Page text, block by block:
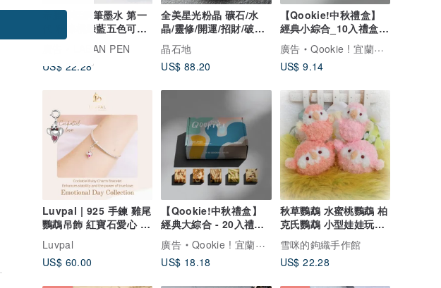
希臘神話鋼筆墨水 第一
代 粉棕橘綠藍五色可選
24小時出貨LABAN PEN
US$ 22.28
全美星光粉晶 礦石/水
晶/靈修/開運/招財/破煞/
防小人
晶石地
US$ 88.20
【Qookie!中秋禮盒】
經典小綜合_10入禮盒
(附提袋)(手工餅乾)
廣告
Qookie ! 宜蘭必吃伴手禮
US$ 9.14
Luvpal | 925 手鍊 雞尾
鸚鵡吊飾 紅寶石愛心 |
Emotional Day - Love
Luvpal
US$ 60.00
【Qookie!中秋禮盒】
經典大綜合 - 20入禮盒
(附提袋)(手工餅乾)
廣告
Qookie ! 宜蘭必吃伴手禮
US$ 18.18
秋草鸚鵡 水蜜桃鸚鵡 柏
克氏鸚鵡 小型娃娃玩偶
&圓圓體型 寵物鳥
雪咪的鉤織手作館
US$ 22.28